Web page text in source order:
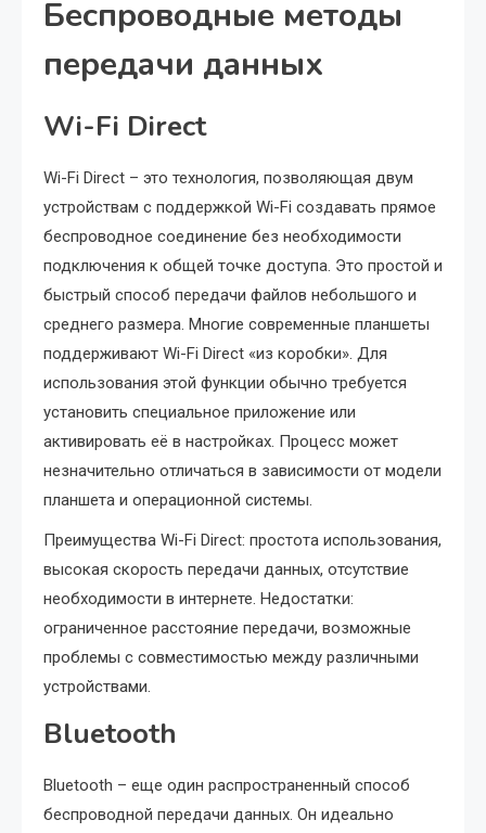
Беспроводные методы
передачи данных
Wi-Fi Direct
Wi-Fi Direct – это технология, позволяющая двум
устройствам с поддержкой Wi-Fi создавать прямое
беспроводное соединение без необходимости
подключения к общей точке доступа. Это простой и
быстрый способ передачи файлов небольшого и
среднего размера. Многие современные планшеты
поддерживают Wi-Fi Direct «из коробки». Для
использования этой функции обычно требуется
установить специальное приложение или
активировать её в настройках. Процесс может
незначительно отличаться в зависимости от модели
планшета и операционной системы.
Преимущества Wi-Fi Direct: простота использования,
высокая скорость передачи данных, отсутствие
необходимости в интернете. Недостатки:
ограниченное расстояние передачи, возможные
проблемы с совместимостью между различными
устройствами.
Bluetooth
Bluetooth – еще один распространенный способ
беспроводной передачи данных. Он идеально